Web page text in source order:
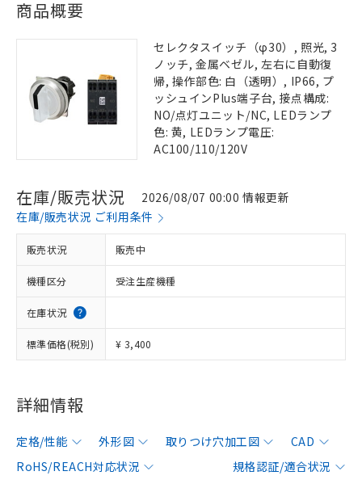
商品概要
セレクタスイッチ（φ30）, 照光, 3
ノッチ, 金属ベゼル, 左右に自動復
帰, 操作部色: 白（透明）, IP66, プ
ッシュインPlus端子台, 接点構成:
NO/点灯ユニット/NC, LEDランプ
色: 黄, LEDランプ電圧:
AC100/110/120V
在庫/販売状況
2026/08/07 00:00 情報更新
在庫/販売状況 ご利用条件
販売状況 販売中
機種区分 受注生産機種
在庫状況
標準価格(税別) ¥ 3,400
詳細情報
定格/性能 外形図 取りつけ穴加工図
CAD
RoHS/REACH対応状況
規格認証/適合状況